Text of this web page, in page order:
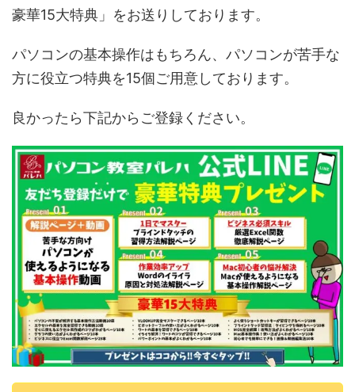
豪華15大特典」をお送りしております。
パソコンの基本操作はもちろん、パソコンが苦手な
方に役立つ特典を15個ご用意しております。
良かったら下記からご登録ください。